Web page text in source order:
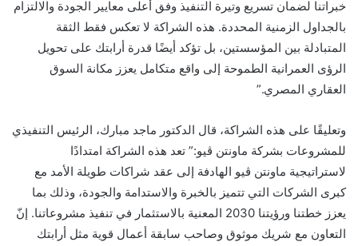
خبراتنا لضمان تسريع وتيرة التنفيذ وفق أعلى معايير الجودة والالتزام
بالجداول الزمنية المحددة. هذه الشراكة لا تعكس فقط الثقة
المتبادلة بين المؤسستين، بل تؤكد أيضًا قدرة أرابتك على تحويل
الرؤى العمرانية الطموحة إلى واقع متكامل يعزز مكانة السوق
العقاري المصري.”
وتعليقًا على هذه الشراكة، قال الدكتور ماجد مبارك، الرئيس التنفيذي
للمشروعات بشركة ماونتن ڤيو:” تعد هذه الشراكة امتدادًا
لاستراتيجية ماونتن ڤيو الهادفة إلى عقد شراكات طويلة الأمد مع
كبرى الشركات التي تتميز بالخبرة والاستدامة والجودة، وذلك بما
يعزز خطتنا ورؤيتنا 2030 المعنية بالاستثمار في تنفيذ مشروعاتنا. إنّ
التعاون مع شريك موثوق وصاحب سابقة أعمال قوية مثل أرابتك